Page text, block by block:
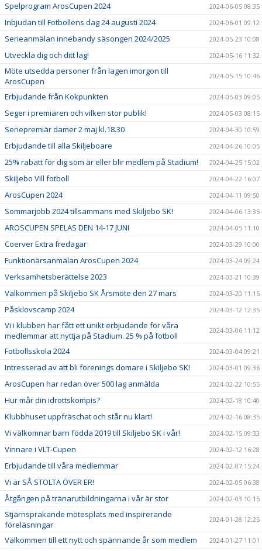
Spelprogram ArosCupen 2024 2024-06-05 08:35
Inbjudan till Fotbollens dag 24 augusti 2024 2024-06-01 09:12
Serieanmälan innebandy säsongen 2024/2025 2024-05-23 10:08
Utveckla dig och ditt lag! 2024-05-16 11:32
Möte utsedda personer från lagen imorgon till
ArosCupen
2024-05-15 10:46
Erbjudande från Kokpunkten 2024-05-03 09:05
Seger i premiären och vilken stor publik! 2024-05-03 08:15
Seriepremiär damer 2 maj kl.18.30 2024-04-30 10:59
Erbjudande till alla Skiljeboare 2024-04-26 10:05
25% rabatt för dig som är eller blir medlem på Stadium! 2024-04-25 15:02
Skiljebo Vill fotboll 2024-04-22 16:07
ArosCupen 2024 2024-04-11 09:50
Sommarjobb 2024 tillsammans med Skiljebo SK! 2024-04-06 13:35
AROSCUPEN SPELAS DEN 14-17 JUNI 2024-04-05 11:10
Coerver Extra fredagar 2024-03-29 10:00
Funktionärsanmälan ArosCupen 2024 2024-03-24 09:24
Verksamhetsberättelse 2023 2024-03-21 10:39
Välkommen på Skiljebo SK Årsmöte den 27 mars 2024-03-20 11:15
Påsklovscamp 2024 2024-03-12 12:35
Vi i klubben har fått ett unikt erbjudande för våra
medlemmar att nyttja på Stadium. 25 % på fotboll
2024-03-06 11:12
Fotbollsskola 2024 2024-03-04 09:21
Intresserad av att bli förenings domare i Skiljebo SK! 2024-03-01 09:36
ArosCupen har redan över 500 lag anmälda 2024-02-22 10:55
Hur mår din idrottskompis? 2024-02-18 10:40
Klubbhuset uppfräschat och står nu klart! 2024-02-16 08:35
Vi välkomnar barn födda 2019 till Skiljebo SK i vår! 2024-02-15 09:33
Vinnare i VLT-Cupen 2024-02-12 16:28
Erbjudande till våra medlemmar 2024-02-07 15:24
Vi är SÅ STOLTA ÖVER ER! 2024-02-05 06:38
Åtgången på tränarutbildningarna i vår är stor 2024-02-03 10:15
Stjärnsprakande mötesplats med inspirerande
föreläsningar
2024-01-28 12:25
Välkommen till ett nytt och spännande år som medlem 2024-01-27 11:01